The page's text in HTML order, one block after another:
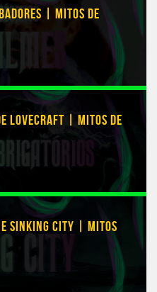
| MITOS DE
LOVECRAFT | MITOS DE
SINKING CITY | MITOS